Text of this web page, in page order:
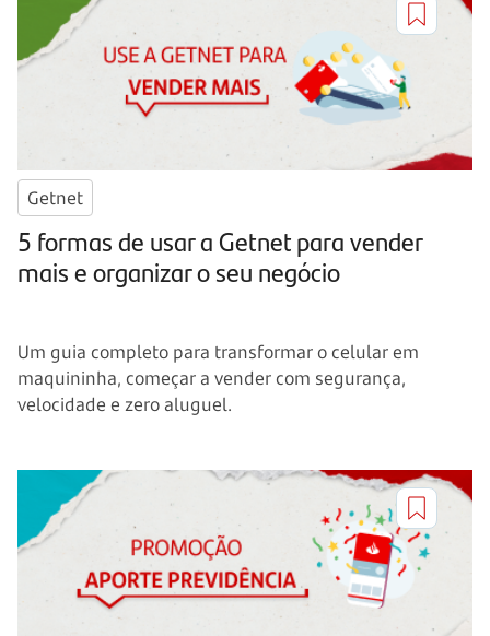
Getnet
5 formas de usar a Getnet para vender
mais e organizar o seu negócio
Um guia completo para transformar o celular em
maquininha, começar a vender com segurança,
velocidade e zero aluguel.